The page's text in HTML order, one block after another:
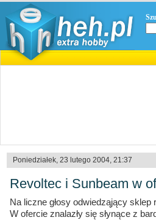
Poniedziałek, 23 lutego 2004, 21:37
Revoltec i Sunbeam w
Na liczne głosy odwiedząjący sklep
W ofercie znalazły się słynące z